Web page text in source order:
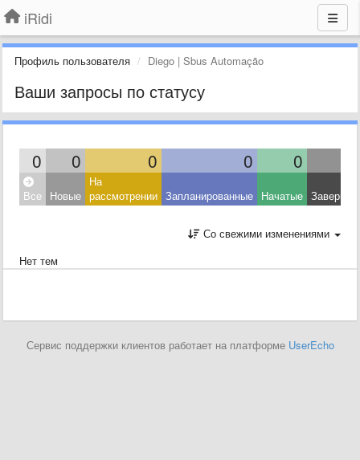
iRidi
Профиль пользователя Diego | Sbus Automação
Ваши запросы по статусу
0 0 0 0 0
Все Новые
На
рассмотрении Запланированные Начатые
Со свежими изменениями
Нет тем
Сервис поддержки клиентов работает на платформе UserEcho